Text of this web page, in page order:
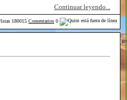
Continuar leyendo...
180015 Comentarios 0